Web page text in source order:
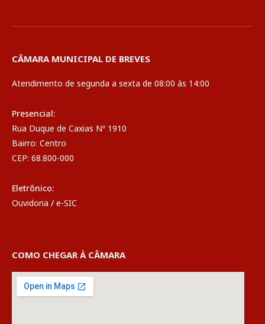
CÂMARA MUNICIPAL DE BREVES
Atendimento de segunda a sexta de 08:00 às 14:00
Presencial:
Rua Duque de Caxias Nº 1910
Bairro: Centro
CEP: 68.800-000
Eletrônico:
Ouvidoria / e-SIC
COMO CHEGAR À CÂMARA